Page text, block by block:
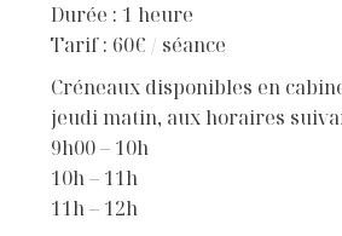
Durée : 1 heure
Tarif : 60€ / séance
Créneaux disponibles en
jeudi matin, aux horaires
9h00 – 10h
10h – 11h
11h – 12h